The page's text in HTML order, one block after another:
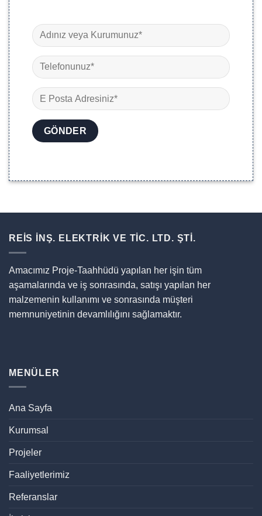
REİS İNŞ. ELEKTRİK VE TİC. LTD. ŞTİ.
Amacımız Proje-Taahhüdü yapılan her işin tüm
aşamalarında ve iş sonrasında, satışı yapılan her
malzemenin kullanımı ve sonrasında müşteri
memnuniyetinin devamlılığını sağlamaktır.
MENÜLER
Ana Sayfa
Kurumsal
Projeler
Faaliyetlerimiz
Referanslar